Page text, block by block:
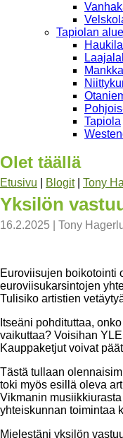
Tapiolan alue
Tapiola
Olet täällä
Etusivu Blogit| Tony
Yksilön
16.2.2025 Tony
Euroviisujen boikotointi
euroviisukarsintojen
Tulisiko artistien
Itseäni pohdituttaa,
vaikuttaa? Voisihan
Kauppaketjut voivat
Tästä tullaan
toki myös esillä oleva
Vikmanin
yhteiskunnan toimintaa
Mielestäni yksilön